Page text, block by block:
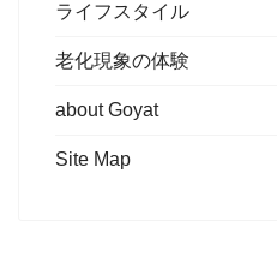
ライフスタイル
老化現象の体験
about Goyat
Site Map